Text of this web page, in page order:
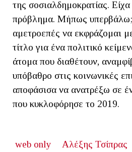
της σοσιαλδημοκρατίας.
πρόβλημα. Μήπως
αμετροεπές να εκφράζομαι
τίτλο για ένα πολιτικό
άτομα που διαθέτουν,
υπόβαθρο στις κοινωνικές
αποφάσισα να ανατρέξω σε
που κυκλοφόρησε το 2019.
web only
Αλέξης Τσίπρας